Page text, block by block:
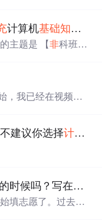
的，也就是说计算
继续了解双核和超
的话。1--登...
计算机基础知识
这里是修真院后端小课堂，本篇分析的主题是 【非科班的j
问题，10
，我已经在视频
，欢迎大家关注哦~
在此我将视频脚本
，含金量最高，拿
序员的奥林匹克，含
建议你选择计算机专业
的时候吗？写在今年高考结束后
填志愿了。过去二